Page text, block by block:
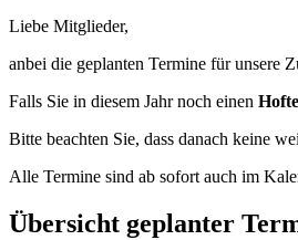
Liebe Mitglieder,
anbei die geplanten Termine für unsere
Falls Sie in diesem Jahr noch einen
Bitte beachten Sie, dass danach keine
Alle Termine sind ab sofort auch im
Übersicht geplanter